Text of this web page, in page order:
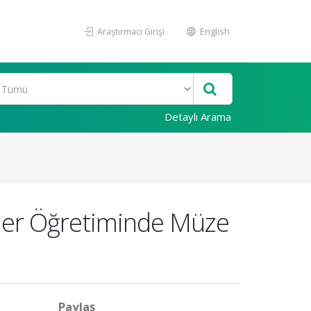
Araştırmacı Girişi English
Detaylı Arama
Öğretiminde Müze
Paylaş